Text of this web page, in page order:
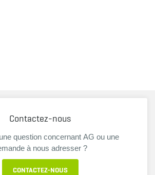
Contactez-nous
question concernant AG ou une
à nous adresser ?
CONTACTEZ-NOUS